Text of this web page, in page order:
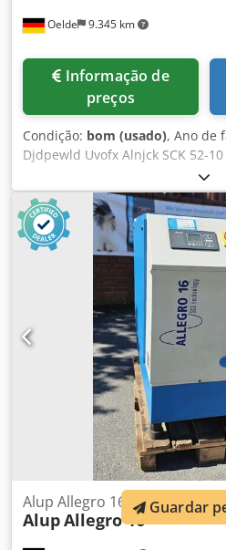
Oelde 9.345 km
preços
Condição: bom (usado), Ano de
Djdpewld Uvofx Alnjck SCK 52-
Sistema compacto totalmente
fiação interna, compressão de
único, refrigerado a ar e com
final: 10,00 bar Potência do
entrega: 5,15m³/min
Alup Allegro 16
AlupAllegro 16
Guardar